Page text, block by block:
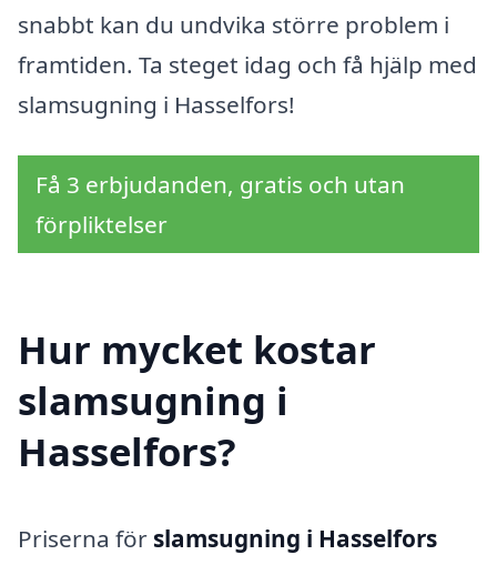
snabbt kan du undvika större problem i
framtiden. Ta steget idag och få hjälp med
slamsugning i Hasselfors!
Få 3 erbjudanden, gratis och utan
förpliktelser
Hur mycket kostar
slamsugning i
Hasselfors?
Priserna för slamsugning i Hasselfors